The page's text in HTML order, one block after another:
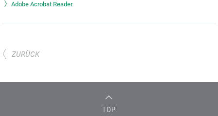
Adobe Acrobat Reader
ZURÜCK
TOP